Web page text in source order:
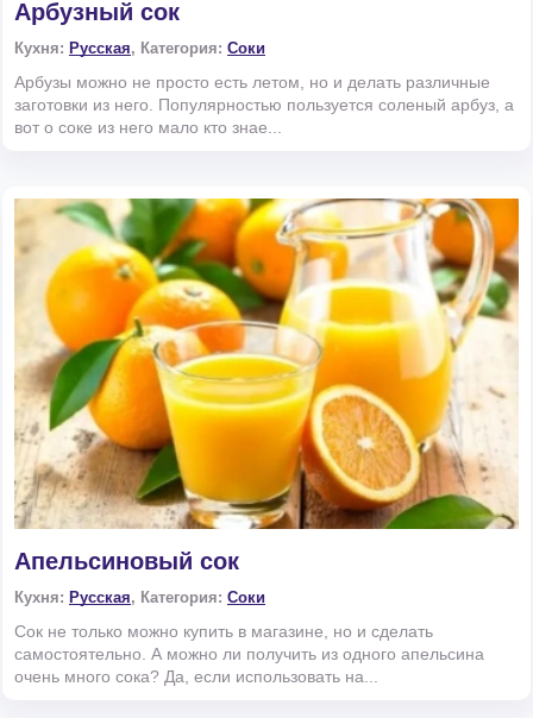
Арбузный сок
Кухня: Русская, Категория: Соки
Арбузы можно не просто есть летом, но и делать различные
заготовки из него. Популярностью пользуется соленый арбуз, а
вот о соке из него мало кто знае...
Апельсиновый сок
Кухня: Русская, Категория: Соки
Сок не только можно купить в магазине, но и сделать
самостоятельно. А можно ли получить из одного апельсина
очень много сока? Да, если использовать на...